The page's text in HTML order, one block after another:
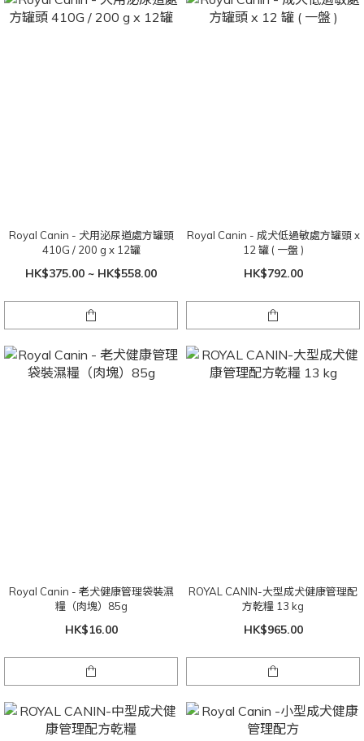
Royal Canin - 犬用泌尿道處方罐頭
410G / 200 g x 12罐
HK$375.00 ~ HK$558.00
Royal Canin - 成犬低過敏處方罐頭 x
12 罐 ( 一盤 )
HK$792.00
Royal Canin - 老犬健康管理袋裝濕
糧（肉塊）85g
HK$16.00
ROYAL CANIN-大型成犬健康管理配
方乾糧 13 kg
HK$965.00